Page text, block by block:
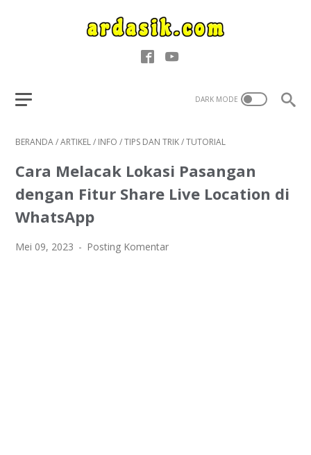
BERANDA/ARTIKEL/ INFO /TIPS DAN TRIK/TUTORIAL
Cara Melacak Lokasi Pasangan
dengan Fitur Share Live Location di
WhatsApp
Mei 09, 2023 Posting Komentar